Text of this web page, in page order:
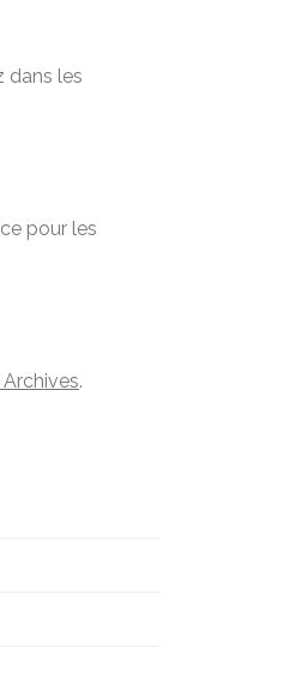
dans les
pour les
Archives.